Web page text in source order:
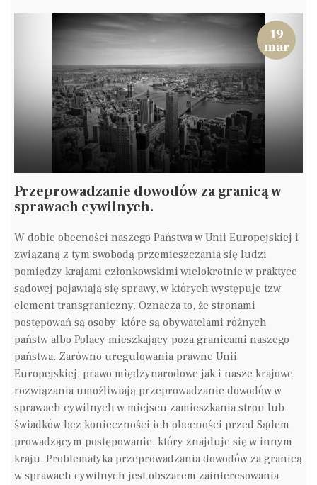
19
mar
Przeprowadzanie dowodów za granicą w
sprawach cywilnych.
W dobie obecności naszego Państwa w Unii Europejskiej i
związaną z tym swobodą przemieszczania się ludzi
pomiędzy krajami członkowskimi wielokrotnie w praktyce
sądowej pojawiają się sprawy, w których występuje tzw.
element transgraniczny. Oznacza to, że stronami
postępowań są osoby, które są obywatelami różnych
państw albo Polacy mieszkający poza granicami naszego
państwa. Zarówno uregulowania prawne Unii
Europejskiej, prawo międzynarodowe jak i nasze krajowe
rozwiązania umożliwiają przeprowadzanie dowodów w
sprawach cywilnych w miejscu zamieszkania stron lub
świadków bez konieczności ich obecności przed Sądem
prowadzącym postępowanie, który znajduje się w innym
kraju. Problematyka przeprowadzania dowodów za granicą
w sprawach cywilnych jest obszarem zainteresowania